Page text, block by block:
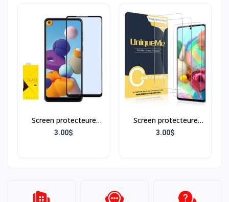
Screen protecteure
Samsung A21
3.00$
Screen protecteure
Samsung A71
3.00$